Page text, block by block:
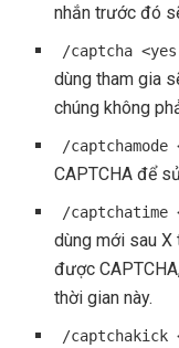
nhắn trước đó
/captcha
dùng tham gia
chúng không
/
CAPTCHA để
/
dùng mới sau
được
thời gian này.
/